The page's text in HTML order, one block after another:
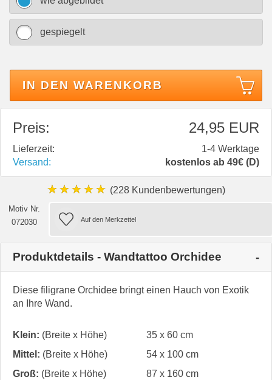
gespiegelt
IN DEN WARENKORB
Preis: 24,95 EUR
Lieferzeit:
1-4 Werktage
Versand:
kostenlos ab 49€ (D)
★★★★★ (228 Kundenbewertungen)
Motiv Nr.
072030
Produktdetails - Wandtattoo Orchidee
Diese filigrane Orchidee bringt einen Hauch von Exotik
an Ihre Wand.
Klein: (Breite x Höhe)
35 x 60 cm
Mittel: (Breite x Höhe)
54 x 100 cm
Groß: (Breite x Höhe) 87 x 160 cm